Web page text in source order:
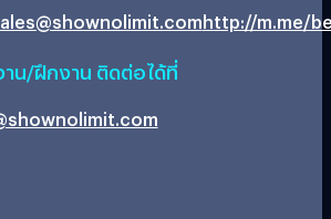
http://m.me/
น/ฝึกงาน ติดต่อได้ที่